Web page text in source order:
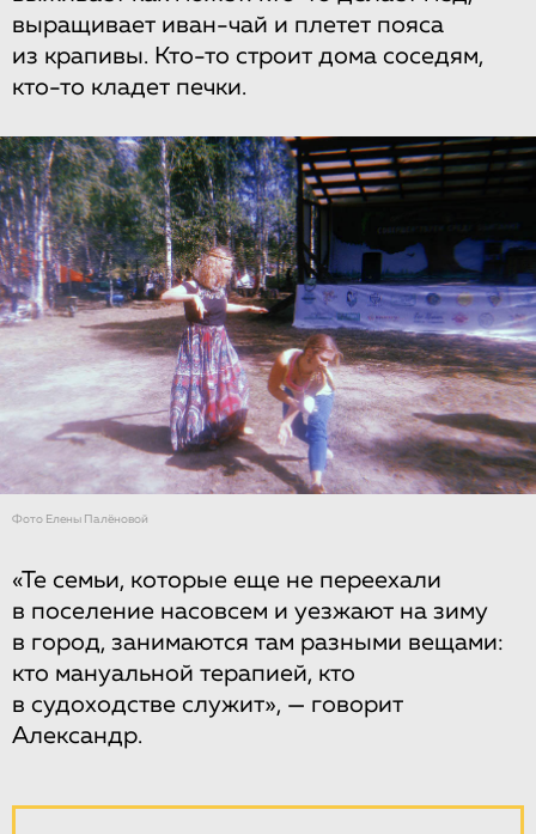
выращивает иван-чай и плетет пояса
из крапивы. Кто-то строит дома соседям,
кто-то кладет печки.
Фото Елены Палёновой
«Те семьи, которые еще не переехали
в поселение насовсем и уезжают на зиму
в город, занимаются там разными вещами:
кто мануальной терапией, кто
в судоходстве служит», — говорит
Александр.